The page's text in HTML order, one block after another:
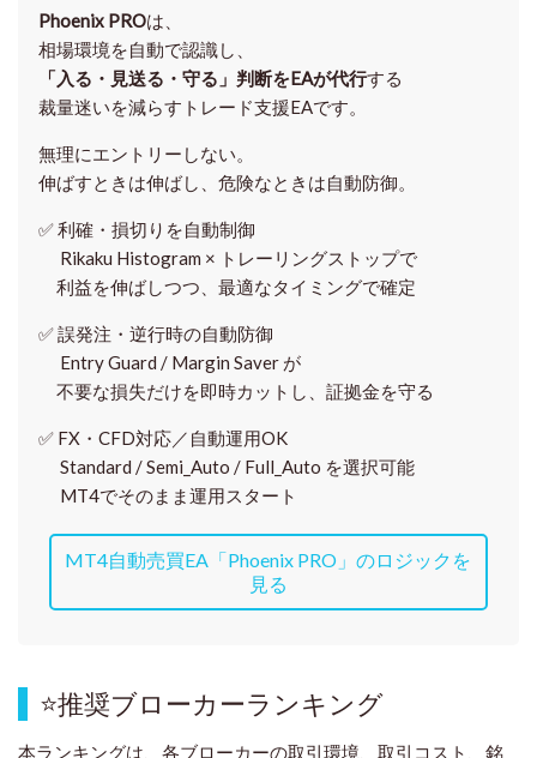
Phoenix PROは、
相場環境を自動で認識し、
「入る・見送る・守る」判断をEAが代行する
裁量迷いを減らすトレード支援EAです。
無理にエントリーしない。
伸ばすときは伸ばし、危険なときは自動防御。
✅利確・損切りを自動制御
Rikaku Histogram × トレーリングストップで
利益を伸ばしつつ、最適なタイミングで確定
✅誤発注・逆行時の自動防御
Entry Guard / Margin Saver が
不要な損失だけを即時カットし、証拠金を守る
✅ FX・CFD対応／自動運用OK
Standard / Semi_Auto / Full_Auto を選択可能
MT4でそのまま運用スタート
MT4自動売買EA「Phoenix PRO」のロジックを
見る
⭐推奨ブローカーランキング
本ランキングは、各ブローカーの取引環境、取引コスト、銘